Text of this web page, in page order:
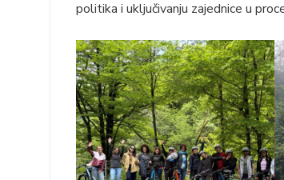
politika i uključivanju zajednice u